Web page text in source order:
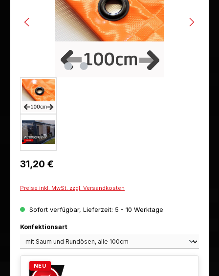
Regulärer Preis:
31,20 €
Preise inkl. MwSt. zzgl. Versandkosten
Sofort verfügbar, Lieferzeit: 5 - 10 Werktage
Konfektionsartauswählen
NEU